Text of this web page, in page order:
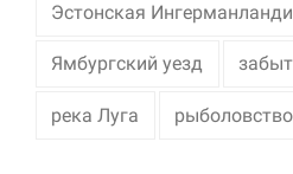
Эстонская
Ямбургский уезд
река Луга рыболовство